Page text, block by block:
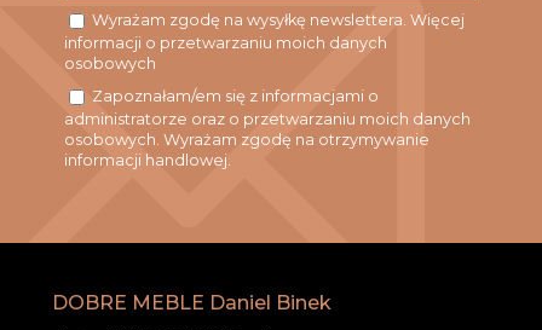
Wyrażam zgodę na wysyłkę newslettera. Więcej
informacji o przetwarzaniu moich danych
osobowych
Zapoznałam/em się z informacjami o
administratorze oraz o przetwarzaniu moich danych
osobowych. Wyrażam zgodę na otrzymywanie
informacji handlowej.
DOBRE MEBLE Daniel Binek